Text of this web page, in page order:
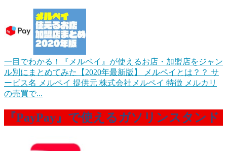
一目でわかる！『メルペイ』が使えるお店・加盟店をジャン
ル別にまとめてみた【2020年最新版】
メルペイとは？？ サ
ービス名 メルペイ 提供元 株式会社メルペイ 特徴 メルカリ
の売買で...
『PayPay』で使えるガソリンスタンド